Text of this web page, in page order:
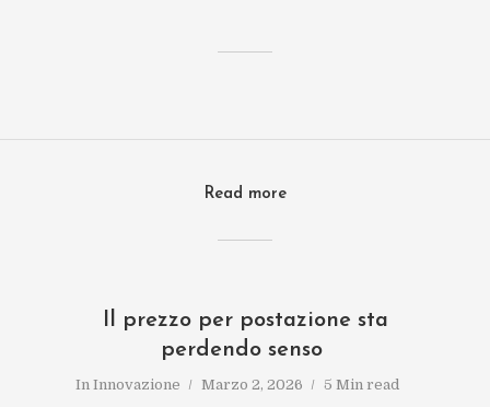
Read more
Il prezzo per postazione sta
perdendo senso
In Innovazione Marzo 2, 2026 5 Min read